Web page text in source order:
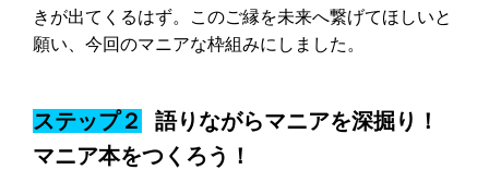
きが出てくるはず。このご縁を未来へ繋げてほしいと
願い、今回のマニアな枠組みにしました。
ステップ２
語りながらマニアを深掘り！
マニア本をつくろう！